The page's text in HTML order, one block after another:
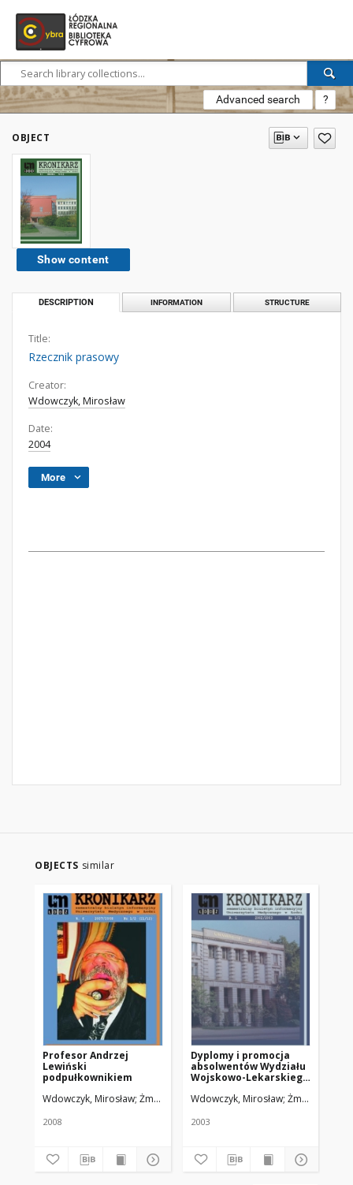
Advanced search ?
OBJECT
Show content
DESCRIPTION INFORMATION STRUCTURE
Title:
Rzecznik prasowy
Creator:
Wdowczyk, Mirosław
Date:
2004
More
OBJECTS similar
Profesor Andrzej
Lewiński
podpułkownikiem
Wdowczyk, Mirosław Żmuda, Ryszard. Red. nacz.
2008
Dyplomy i promocja
absolwentów Wydziału
Wojskowo-Lekarskiego
Medycznego w Łodzi
Wdowczyk, Mirosław Żmuda,
2003